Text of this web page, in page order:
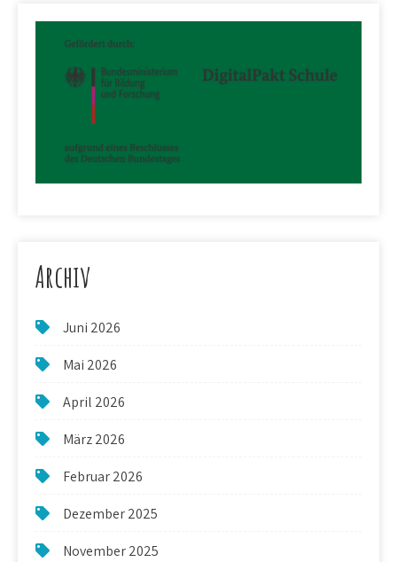
Archiv
Juni 2026
Mai 2026
April 2026
März 2026
Februar 2026
Dezember 2025
November 2025